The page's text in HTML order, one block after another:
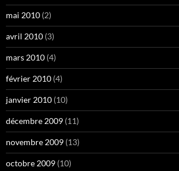
mai 2010 (2)
avril 2010 (3)
mars 2010 (4)
février 2010 (4)
janvier 2010 (10)
décembre 2009 (11)
novembre 2009 (13)
octobre 2009 (10)